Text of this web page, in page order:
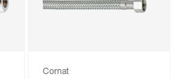
Cornat